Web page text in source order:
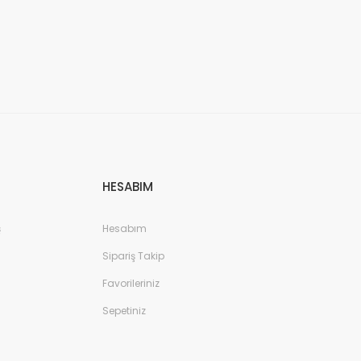
HESABIM
Hesabım
Sipariş Takip
Favorileriniz
Sepetiniz